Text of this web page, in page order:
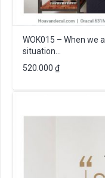
WOK015 – When we
situation…
520.000 ₫